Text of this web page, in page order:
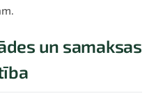
un samaksas